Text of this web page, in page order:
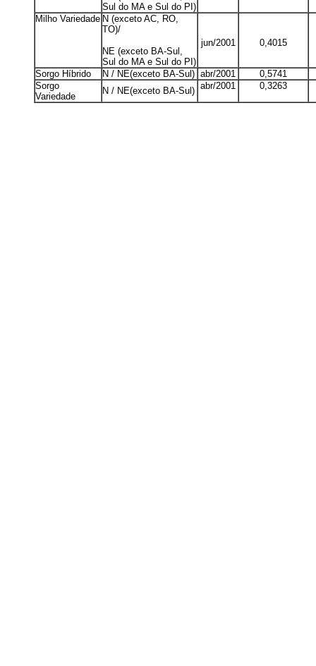
Sul do MA e Sul do PI)
Milho Variedade N (exceto AC, RO,
TO)/
NE (exceto BA-Sul,
Sul do MA e Sul do PI)
jun/2001 0,4015
Sorgo Híbrido N / NE(exceto BA-Sul) abr/2001
0,5741
Sorgo
Variedade
N / NE(exceto BA-Sul) abr/2001 0,3263